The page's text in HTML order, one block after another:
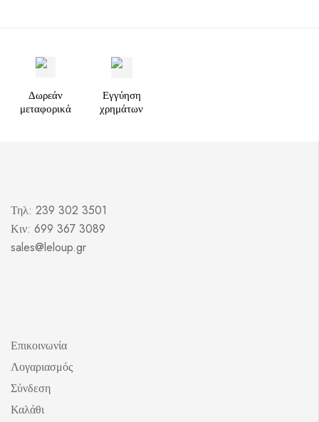
Δωρεάν
μεταφορικά
Εγγύηση
χρημάτων
Τηλ: 239 302 3501
Κιν: 699 367 3089
sales@leloup.gr
Επικοινωνία
Λογαριασμός
Σύνδεση
Καλάθι